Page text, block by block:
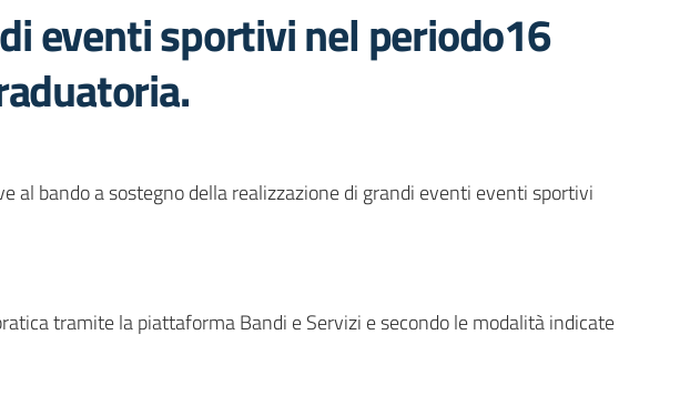
eventi sportivi nel periodo16
al bando a sostegno della realizzazione di grandi eventi eventi sportivi
tramite la piattaforma Bandi e Servizi e secondo le modalità indicate